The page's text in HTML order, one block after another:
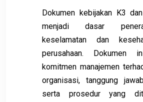
Dokumen kebijakan K3
menjadi dasar
keselamatan dan
perusahaan. Dokumen
komitmen manajemen
organisasi, tanggung
serta prosedur yang